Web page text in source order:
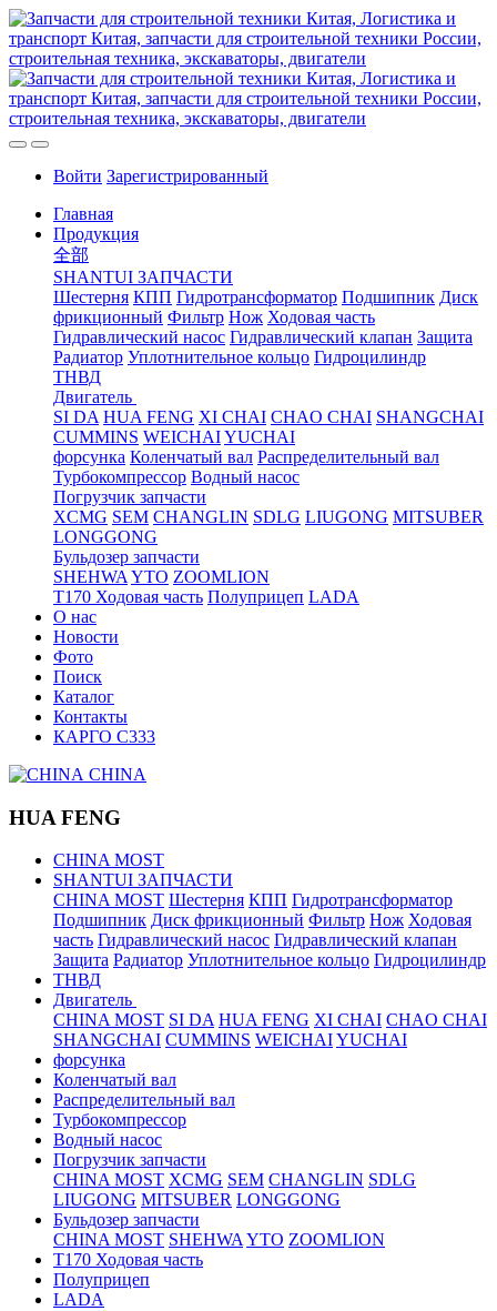
Войти Зарегистрированный
Главная
Продукция
全部
SHANTUI ЗАПЧАСТИ
Шестерня КПП Гидротрансформатор Подшипник Диск
фрикционный Фильтр Нож Ходовая часть
Гидравлический насос Гидравлический клапан Защита
Радиатор Уплотнительное кольцо Гидроцилиндр
ТНВД
Двигатель
SI DA HUA FENG XI CHAI CHAO CHAI SHANGCHAI
CUMMINS WEICHAIYUCHAI
форсунка Коленчатый вал Распределительный вал
Турбокомпрессор Водный насос
Погрузчик запчасти
XCMG SEM CHANGLIN SDLG LIUGONG MITSUBER
LONGGONG
Бульдозер запчасти
SHEHWA YTO ZOOMLION
T170 Ходовая часть Полуприцеп LADA
О нас
Новости
Фото
Поиск
Каталог
Контакты
КАРГО С333
CHINA
HUA FENG
CHINA MOST
SHANTUI ЗАПЧАСТИ
CHINA MOST Шестерня КПП Гидротрансформатор
Подшипник Диск фрикционный Фильтр Нож Ходовая
часть Гидравлический насос Гидравлический клапан
Защита Радиатор Уплотнительное кольцо Гидроцилиндр
ТНВД
Двигатель
CHINA MOST SI DA HUA FENG XI CHAI CHAO CHAI
SHANGCHAI CUMMINS WEICHAIYUCHAI
форсунка
Коленчатый вал
Распределительный вал
Турбокомпрессор
Водный насос
Погрузчик запчасти
CHINA MOST XCMG SEM CHANGLIN SDLG
LIUGONG MITSUBER LONGGONG
Бульдозер запчасти
CHINA MOST SHEHWAYTO ZOOMLION
T170 Ходовая часть
Полуприцеп
LADA